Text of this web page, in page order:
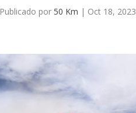
Publicado por 50 Km | Oct 18, 2023